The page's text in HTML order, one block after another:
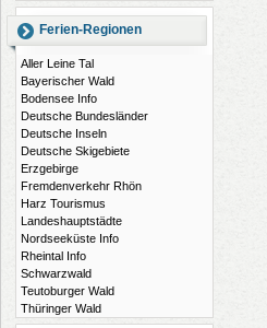
Ferien-Regionen
Aller Leine Tal
Bayerischer Wald
Bodensee Info
Deutsche Bundesländer
Deutsche Inseln
Deutsche Skigebiete
Erzgebirge
Fremdenverkehr Rhön
Harz Tourismus
Landeshauptstädte
Nordseeküste Info
Rheintal Info
Schwarzwald
Teutoburger Wald
Thüringer Wald